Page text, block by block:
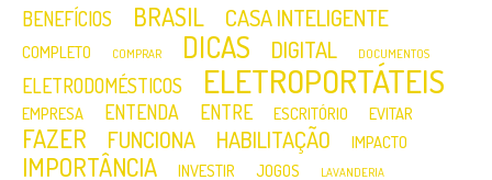
BENEFÍCIOS BRASIL CASA INTELIGENTE
COMPLETO COMPRAR DICAS DIGITAL DOCUMENTOS
ELETRODOMÉSTICOS ELETROPORTÁTEIS
EMPRESA ENTENDA ENTRE ESCRITÓRIO EVITAR
FAZER FUNCIONA HABILITAÇÃO IMPACTO
IMPORTÂNCIA INVESTIR JOGOS
LAVANDERIA